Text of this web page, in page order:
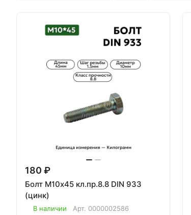
180 ₽
Болт М10х45 кл.пр.8.8 DIN 933
(цинк)
В наличии Арт. 0000002586